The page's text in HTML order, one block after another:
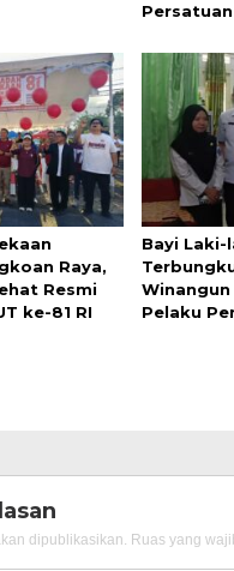
Raya,
Resmi
ke-81 RI
Bayi
Pelaku
dipublikasikan. Ruas yang